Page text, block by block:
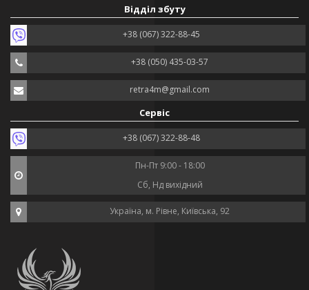
Відділ збуту
+38 (067) 322-88-45
+38 (050) 435-03-57
retra4m@gmail.com
Сервіс
+38 (067) 322-88-48
Пн-Пт 9:00 - 18:00
Сб, Нд вихідний
Україна, м. Рівне, Київська, 92